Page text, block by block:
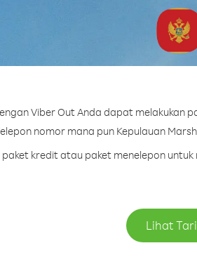
Viber Out Anda dapat melakukan
nomor mana pun Kepulauan
paket kredit atau paket menelepon
Lihat